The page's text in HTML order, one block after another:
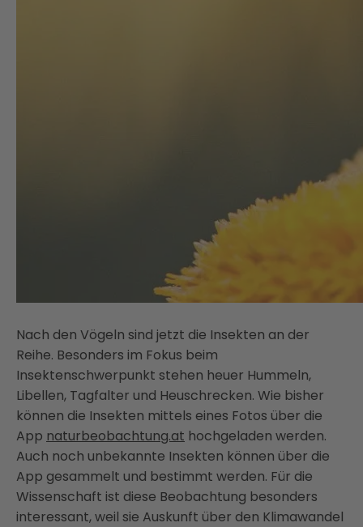
Nach den Vögeln sind jetzt die Insekten an der
Reihe. Besonders im Fokus beim
Insektenschwerpunkt stehen heuer Hummeln,
Libellen, Tagfalter und Heuschrecken. Wie bisher
können die Insekten mittels eines Fotos über die
App naturbeobachtung.at hochgeladen werden.
Auch noch unbekannte Insekten können über die
App gesammelt und bestimmt werden. Für die
Wissenschaft ist diese Beobachtung besonders
interessant, weil sie Auskunft über den Klimawandel